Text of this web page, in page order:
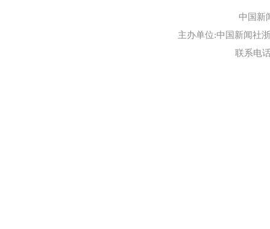
中国新
主办单位:中国新闻社
联系电